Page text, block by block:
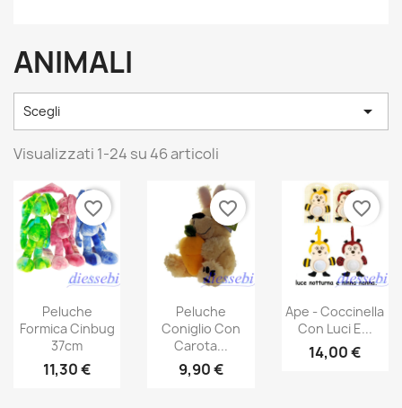
ANIMALI
Scegli 
Visualizzati 1-24 su 46 articoli
Peluche
Formica Cinbug
37cm
11,30 €
favorite_border
Peluche
Coniglio Con
Carota...
9,90 €
favorite_border
Ape - Coccinella
Con Luci E...
14,00 €
favorite_border